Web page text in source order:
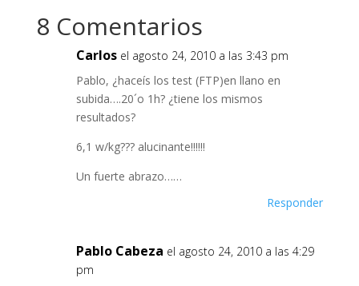
8 Comentarios
Carlos el agosto 24, 2010 a las 3:43 pm
Pablo, ¿haceís los test (FTP)en llano en
subida….20´o 1h? ¿tiene los mismos
resultados?
6,1 w/kg??? alucinante!!!!!!
Un fuerte abrazo……
Responder
Pablo Cabeza el agosto 24, 2010 a las 4:29
pm